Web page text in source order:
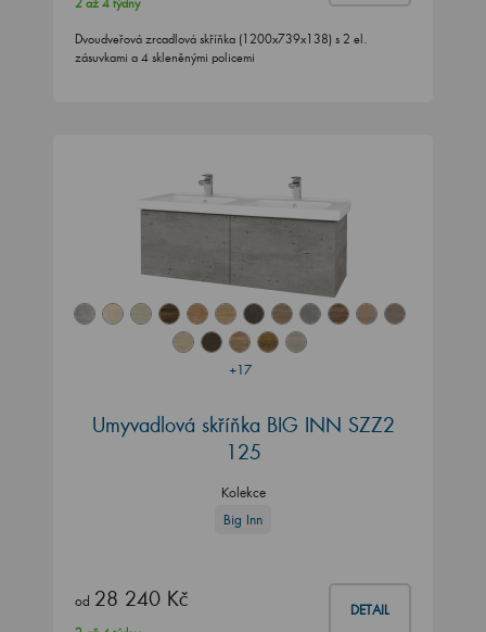
2 až 4 týdny
Dvoudveřová zrcadlová skříňka (1200x739x138) s 2 el.
zásuvkami a 4 skleněnými policemi
+17
Umyvadlová skříňka BIG INN SZZ2
125
Kolekce
Big Inn
od 28 240 Kč DETAIL